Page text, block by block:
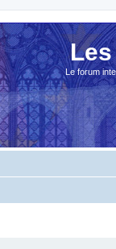
Le forum